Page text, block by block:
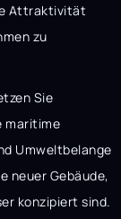
Attraktivität
zu
Sie
maritime
Umweltbelange
neuer Gebäude,
konzipiert sind.